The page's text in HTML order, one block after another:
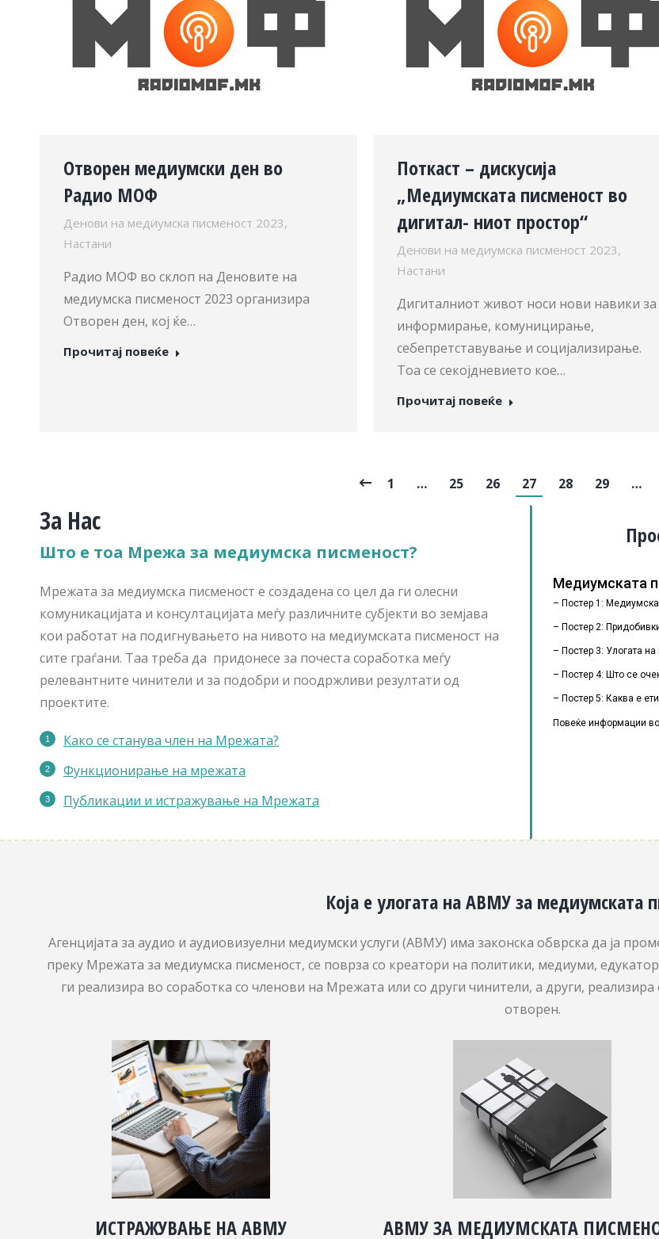
Отворен медиумски ден во
Радио МОФ
Денови на медиумска писменост 2023,
Настани
Радио МОФ во склоп на Деновите на
медиумска писменост 2023 организира
Отворен ден, кој ќе…
Прочитај повеќе
Поткаст – дискусија
„Медиумската писменост во
дигитал- ниот простор“
Денови на медиумска писменост 2023,
Настани
Дигиталниот живот носи нови навики за
информирање, комуницирање,
себепретставување и социјализирање.
Тоа се секојдневието кое…
Прочитај повеќе
1 … 25 26 27 28 29 …
За Нас
Што е тоа Мрежа за медиумска писменост?
Мрежата за медиумска писменост е создадена со цел да ги олесни
комуникацијата и консултацијата меѓу различните субјекти во земјава
кои работат на подигнувањето на нивото на медиумската писменост на
сите граѓани. Таа треба да придонесе за почеста соработка меѓу
релевантните чинители и за подобри и поодржливи резултати од
проектите.
Како се станува член на Мрежата?
Функционирање на мрежата
Публикации и истражување на Мрежата
– Постер 1:
– Постер 2:
– Постер 3: Улогата
– Постер 4: Што се
– Постер 5: Каква е
Медиумската
Повеќе информации во
Која е улогата на АВМУ за медиумската
Агенцијата за аудио и аудиовизуелни медиумски услуги (АВМУ) има законска обврска да ја
преку Мрежата за медиумска писменост, се поврза со креатори на политики, медиуми,
ги реализира во соработка со членови на Мрежата или со други чинители, а други,
отворен.
ИСТРАЖУВАЊЕ НА АВМУ АВМУ ЗА МЕДИУМСКАТА